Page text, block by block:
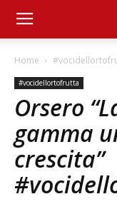
Home
#vocidellortofrutta
Orsero
gamma
crescita”